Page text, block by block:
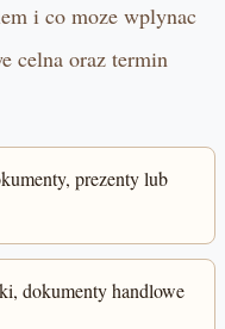
i co moze wplynac
celna oraz termin
prezenty lub
dokumenty handlowe